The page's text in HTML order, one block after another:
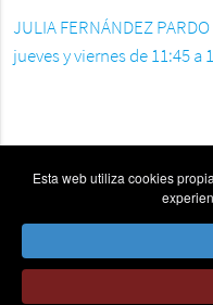
JULIA FERNÁNDEZ
jueves y viernes de 11:45 a
Esta web utiliza cookies